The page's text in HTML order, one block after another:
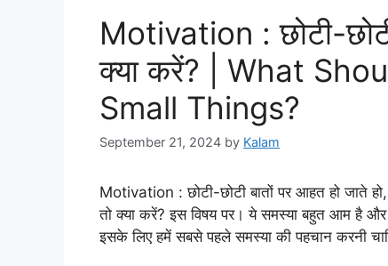
k
Motivation : छोटी-
क्या करें? | What
Small Things?
September 21, 2024 by Kalam
Motivation : छोटी-छोटी बातों पर आहत हो जाते
तो क्या करें? इस विषय पर। ये समस्या बहुत आम है
इसके लिए हमें सबसे पहले समस्या की पहचान करनी